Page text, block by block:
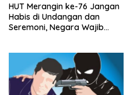
HUT Merangin ke-76 Jangan
Habis di Undangan dan
Seremoni, Negara Wajib